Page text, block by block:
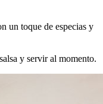
un toque de especias y
y servir al momento.